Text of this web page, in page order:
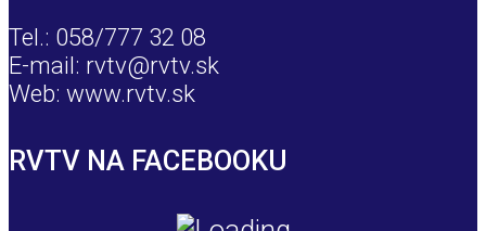
Tel.: 058/777 32 08
E-mail: rvtv@rvtv.sk
Web: www.rvtv.sk
RVTV NA FACEBOOKU